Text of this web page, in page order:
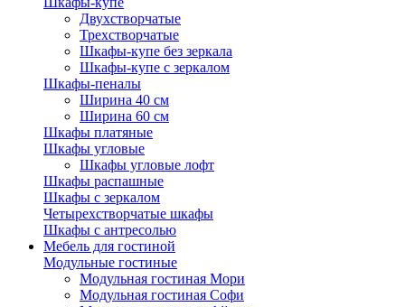
Двухстворчатые
Трехстворчатые
Шкафы-купе без зеркала
Шкафы-купе с зеркалом
Шкафы-пеналы
Ширина 40 см
Ширина 60 см
Шкафы платяные
Шкафы угловые
Шкафы угловые лофт
Шкафы распашные
Шкафы с зеркалом
Четырехстворчатые шкафы
Шкафы с антресолью
Мебель для гостиной
Модульные гостиные
Модульная гостиная Мори
Модульная гостиная Софи